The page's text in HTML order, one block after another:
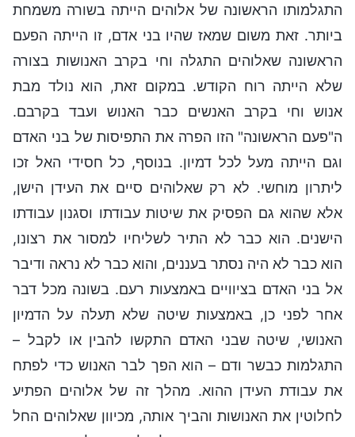
התגלמותו הראשונה של אלוהים הייתה בשורה משמחת
ביותר. זאת משום שמאז שהיו בני אדם, זו הייתה הפעם
הראשונה שאלוהים התגלה וחי בקרב האנושות בצורה
שלא הייתה רוח הקודש. במקום זאת, הוא נולד מבת
אנוש וחי בקרב האנשים כבר האנוש ועבד בקרבם.
ה"פעם הראשונה" הזו הפרה את התפיסות של בני האדם
וגם הייתה מעל לכל דמיון. בנוסף, כל חסידי האל זכו
ליתרון מוחשי. לא רק שאלוהים סיים את העידן הישן,
אלא שהוא גם הפסיק את שיטות עבודתו וסגנון עבודתו
הישנים. הוא כבר לא התיר לשליחיו למסור את רצונו,
הוא כבר לא היה נסתר בעננים, והוא כבר לא נראה ודיבר
אל בני האדם בציוויים באמצעות רעם. בשונה מכל דבר
אחר לפני כן, באמצעות שיטה שלא תעלה על הדמיון
האנושי, שיטה שבני האדם התקשו להבין או לקבל –
התגלמות כבשר ודם – הוא הפך לבר האנוש כדי לפתח
את עבודת העידן ההוא. מהלך זה של אלוהים הפתיע
לחלוטין את האנושות והביך אותה, מכיוון שאלוהים החל